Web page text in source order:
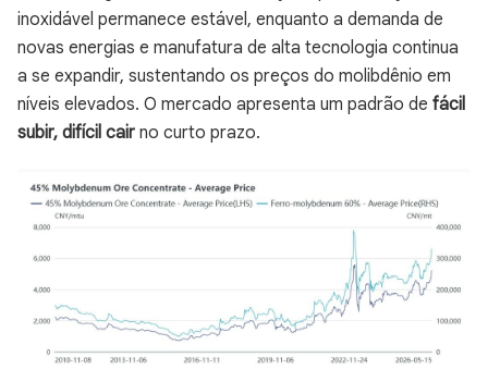
inoxidável permanece estável, enquanto a demanda de
novas energias e manufatura de alta tecnologia continua
a se expandir, sustentando os preços do molibdênio em
níveis elevados. O mercado apresenta um padrão de fácil
subir, difícil cair no curto prazo.